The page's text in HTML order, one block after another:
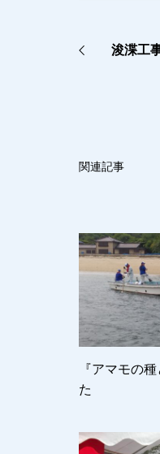
浚渫工
関連記事
『アマモの
た